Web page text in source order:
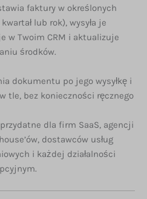
faktury w określonych
lub rok), wysyła je
w Twoim CRM i aktualizuje
środków.
dokumentu po jego wysyłkę i
tle, bez konieczności ręcznego
dla firm SaaS, agencji
dostawców usług
i każdej działalności